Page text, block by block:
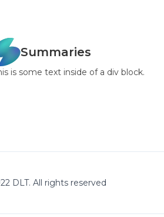
Summaries
is some text inside of a div block.
DLT. All rights reserved